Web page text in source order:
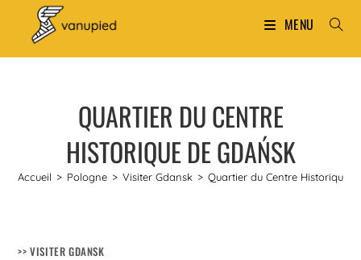
MENU
QUARTIER DU CENTRE
HISTORIQUE DE GDAŃSK
Accueil > Pologne > Visiter Gdansk > Quartier du Centre Historique
>> VISITER GDANSK